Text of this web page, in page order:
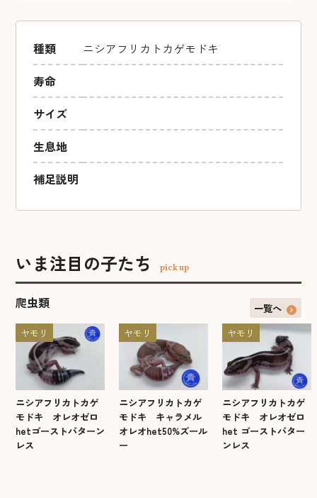
種類
ニシアフリカトカゲモドキ
寿命
サイズ
生息地
補足説明
いま注目の子たち pick up
爬虫類
一覧へ
ヤモリ
ニシアフリカトカゲ
モドキ オレオゼロ
hetゴーストパターン
レス
ヤモリ
ニシアフリカトカゲ
モドキ キャラメル
オレオhet50%ズール
ー
ヤモリ
ニシアフリカトカゲ
モドキ オレオゼロ
het ゴーストパター
ンレス